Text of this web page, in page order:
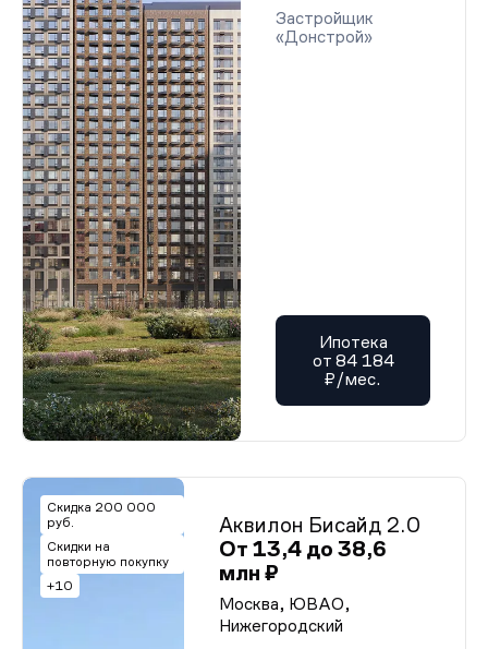
Застройщик
«Донстрой»
Ипотека
от 84 184
₽/мес.
Скидка 200 000
руб.
Скидки на
повторную покупку
+10
Аквилон Бисайд 2.0
От 13,4 до 38,6
млн ₽
Москва, ЮВАО,
Нижегородский